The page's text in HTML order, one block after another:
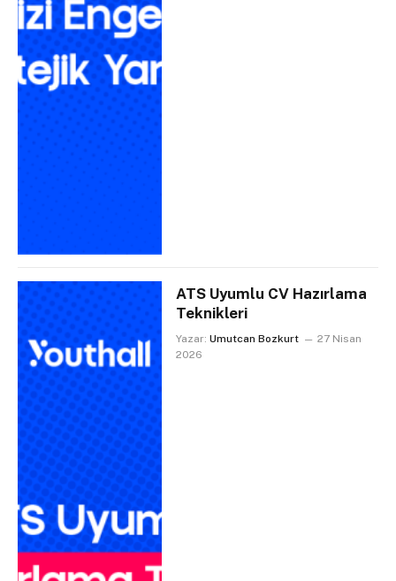
ATS Uyumlu CV Hazırlama
Teknikleri
Yazar: Umutcan Bozkurt
27 Nisan
2026